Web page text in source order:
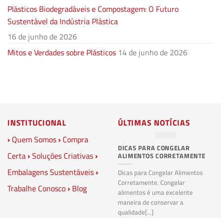
Plásticos Biodegradáveis e Compostagem: O Futuro
Sustentável da Indústria Plástica
16 de junho de 2026
Mitos e Verdades sobre Plásticos 14 de junho de 2026
INSTITUCIONAL
› Quem Somos› Compra
Certa›Soluções Criativas›
Embalagens Sustentáveis›
Trabalhe Conosco› Blog
ÚLTIMAS NOTÍCIAS
DICAS PARA CONGELAR
ALIMENTOS CORRETAMENTE
Dicas para Congelar Alimentos
Corretamente. Congelar
alimentos é uma excelente
maneira de conservar a
qualidade[...]